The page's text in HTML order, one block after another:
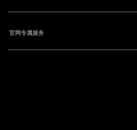
官网专属服务